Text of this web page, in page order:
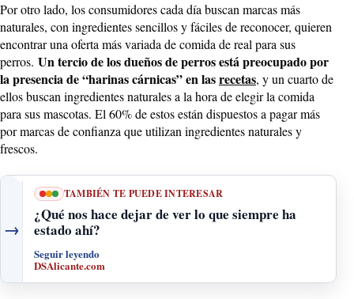
Por otro lado, los consumidores cada día buscan marcas más
naturales, con ingredientes sencillos y fáciles de reconocer, quieren
encontrar una oferta más variada de comida de real para sus
perros. Un tercio de los dueños de perros está preocupado por
la presencia de “harinas cárnicas” en lasrecetas, y un cuarto de
ellos buscan ingredientes naturales a la hora de elegir la comida
para sus mascotas. El 60% de estos están dispuestos a pagar más
por marcas de confianza que utilizan ingredientes naturales y
frescos.
→
TAMBIÉN TE PUEDE INTERESAR
¿Qué nos hace dejar de ver lo que siempre ha
estado ahí?
Seguir leyendo
DSAlicante.com